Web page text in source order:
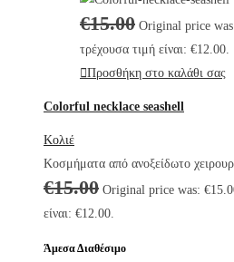
€15.00 Original price
τρέχουσα τιμή είναι: €12.00.
Προσθήκη στο καλάθι σας
Colorful necklace seashell
Κολιέ
Κοσμήματα από ανοξείδωτο
€15.00 Original price was:
είναι: €12.00.
Άμεσα Διαθέσιμο